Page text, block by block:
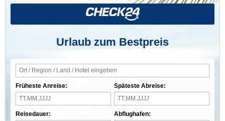
Urlaub zum Bestpreis
Früheste Anreise:
Reisedauer:
Späteste Abreise:
Abflughafen: